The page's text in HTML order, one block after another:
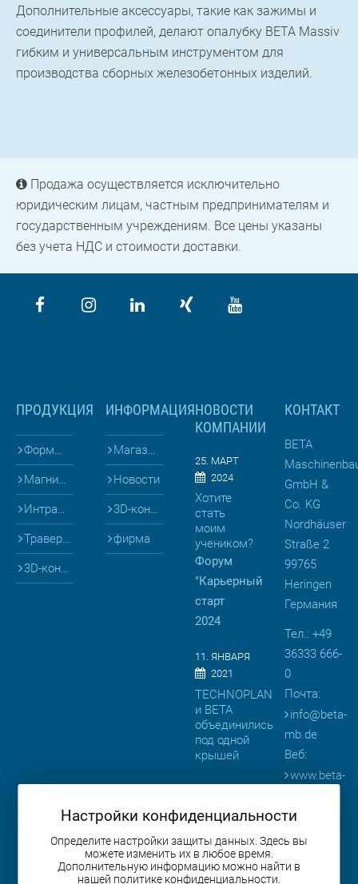
Дополнительные аксессуары, такие как зажимы и
соединители профилей, делают опалубку BETA Massiv
гибким и универсальным инструментом для
производства сборных железобетонных изделий.
Продажа осуществляется исключительно
юридическим лицам, частным предпринимателям и
государственным учреждениям. Все цены указаны
без учета НДС и стоимости доставки.
ПРОДУКЦИЯ
Формы для
Магниты и Опалубка
Интралогистика
Траверсы
3D-конфигураторы
ИНФОРМАЦИЯ
Магазин
Новости
3D-конфигураторы
фирма
НОВОСТИ
КОМПАНИИ
25. МАРТ
2024
Хотите
стать
моим
учеником?
Форум
"Карьерный
старт
2024
11. ЯНВАРЯ
2021
TECHNOPLAN
и BETA
объединились
под одной
крышей
BETA
представляет
продукцию
на
КОНТАКТ
BETA
GmbH &
Co. KG
Nordhäuser
Straße 2
99765
Heringen
Германия
Тел.: +49
36333 666-
0
Почта:
info@beta-
mb.de
Веб:
www.beta-
Настройки конфиденциальности
Определите настройки защиты данных. Здесь вы
можете изменить их в любое время.
Дополнительную информацию можно найти в
нашей политике конфиденциальности.